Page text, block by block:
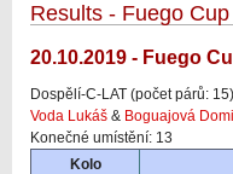
Results - Fuego Cup
20.10.2019 - Fuego
Dospělí-C-LAT (počet párů:
Voda Lukáš & Boguajová
Konečné umístění: 13
Kolo